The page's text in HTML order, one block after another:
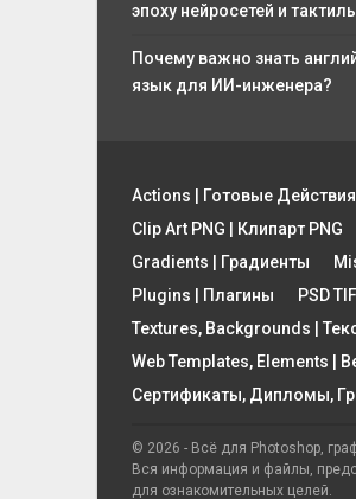
эпоху нейросетей и
Почему важно знать
язык для ИИ-инженера?
Actions | Готовые Действия
Clip Art PNG | Клипарт PNG
Gradients | Градиенты
Plugins | Плагины
PSD
Textures, Backgrounds |
Web Templates, Elements |
Сертификаты, Дипломы,
© 2026 - Всё для Photoshop,
Вся информация и файлы,
для ознакомительных целей.